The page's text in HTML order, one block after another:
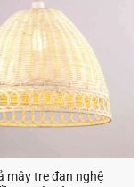
khẩu các mẫu
cạnh đó,
các mẫu đèn
ra. Chúng tôi
mây tre đan nghệ